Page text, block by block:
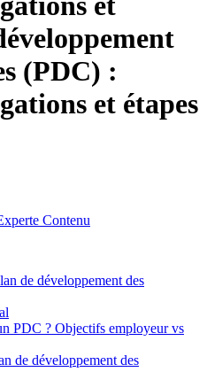
(PDC) :
et étapes
Contenu
de développement des
PDC ? Objectifs employeur vs
de développement des